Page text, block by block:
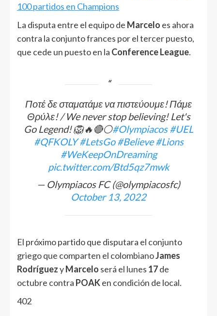
100 partidos en Champions
La disputa entre el equipo de Marcelo es ahora
contra la conjunto frances por el tercer puesto,
que cede un puesto en la Conference League.
Ποτέ δε σταματάμε να πιστεύουμε! Πάμε
Θρύλε! / We never stop believing! Let's
Go Legend! 🦁🔥🔴⚪#Olympiacos #UEL
#QFKOLY #LetsGo #Believe #Lions
#WeKeepOnDreaming
pic.twitter.com/Btd5qz7mwk
— Olympiacos FC (@olympiacosfc)
October 13, 2022
El próximo partido que disputara el conjunto
griego que comparten el colombianoJames
RodríguezyMarcelo será el lunes 17de
octubre contra POAKen condición de local.
402